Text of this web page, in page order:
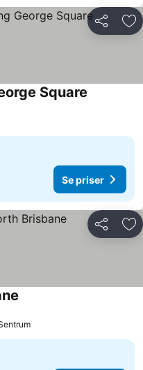
Del
Square
Se priser
Del